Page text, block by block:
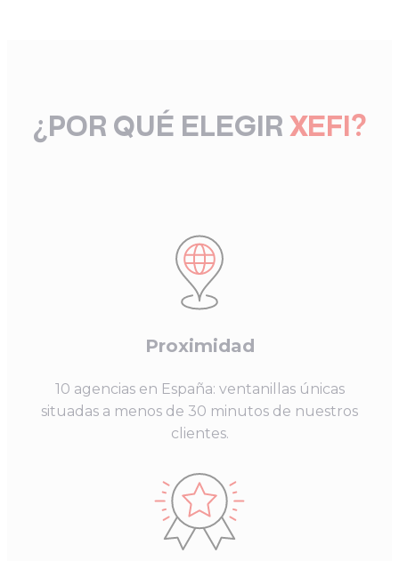
¿POR QUÉ ELEGIRXEFI?
Proximidad
10 agencias en España: ventanillas únicas
situadas a menos de 30 minutos de nuestros
clientes.